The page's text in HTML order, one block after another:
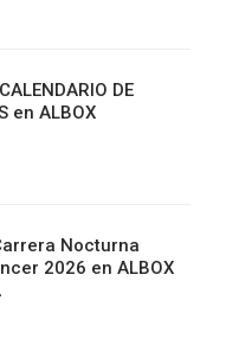
DE
en ALBOX
Nocturna
2026 en ALBOX